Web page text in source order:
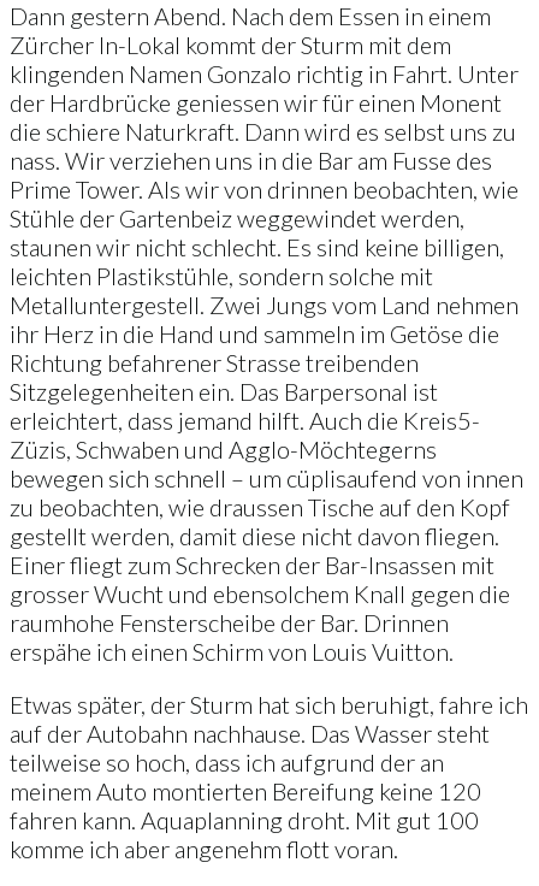
Dann gestern Abend. Nach dem Essen in einem
Zürcher In-Lokal kommt der Sturm mit dem
klingenden Namen Gonzalo richtig in Fahrt. Unter
der Hardbrücke geniessen wir für einen Monent
die schiere Naturkraft. Dann wird es selbst uns zu
nass. Wir verziehen uns in die Bar am Fusse des
Prime Tower. Als wir von drinnen beobachten, wie
Stühle der Gartenbeiz weggewindet werden,
staunen wir nicht schlecht. Es sind keine billigen,
leichten Plastikstühle, sondern solche mit
Metalluntergestell. Zwei Jungs vom Land nehmen
ihr Herz in die Hand und sammeln im Getöse die
Richtung befahrener Strasse treibenden
Sitzgelegenheiten ein. Das Barpersonal ist
erleichtert, dass jemand hilft. Auch die Kreis5-
Züzis, Schwaben und Agglo-Möchtegerns
bewegen sich schnell – um cüplisaufend von innen
zu beobachten, wie draussen Tische auf den Kopf
gestellt werden, damit diese nicht davon fliegen.
Einer fliegt zum Schrecken der Bar-Insassen mit
grosser Wucht und ebensolchem Knall gegen die
raumhohe Fensterscheibe der Bar. Drinnen
erspähe ich einen Schirm von Louis Vuitton.
Etwas später, der Sturm hat sich beruhigt, fahre ich
auf der Autobahn nachhause. Das Wasser steht
teilweise so hoch, dass ich aufgrund der an
meinem Auto montierten Bereifung keine 120
fahren kann. Aquaplanning droht. Mit gut 100
komme ich aber angenehm flott voran.